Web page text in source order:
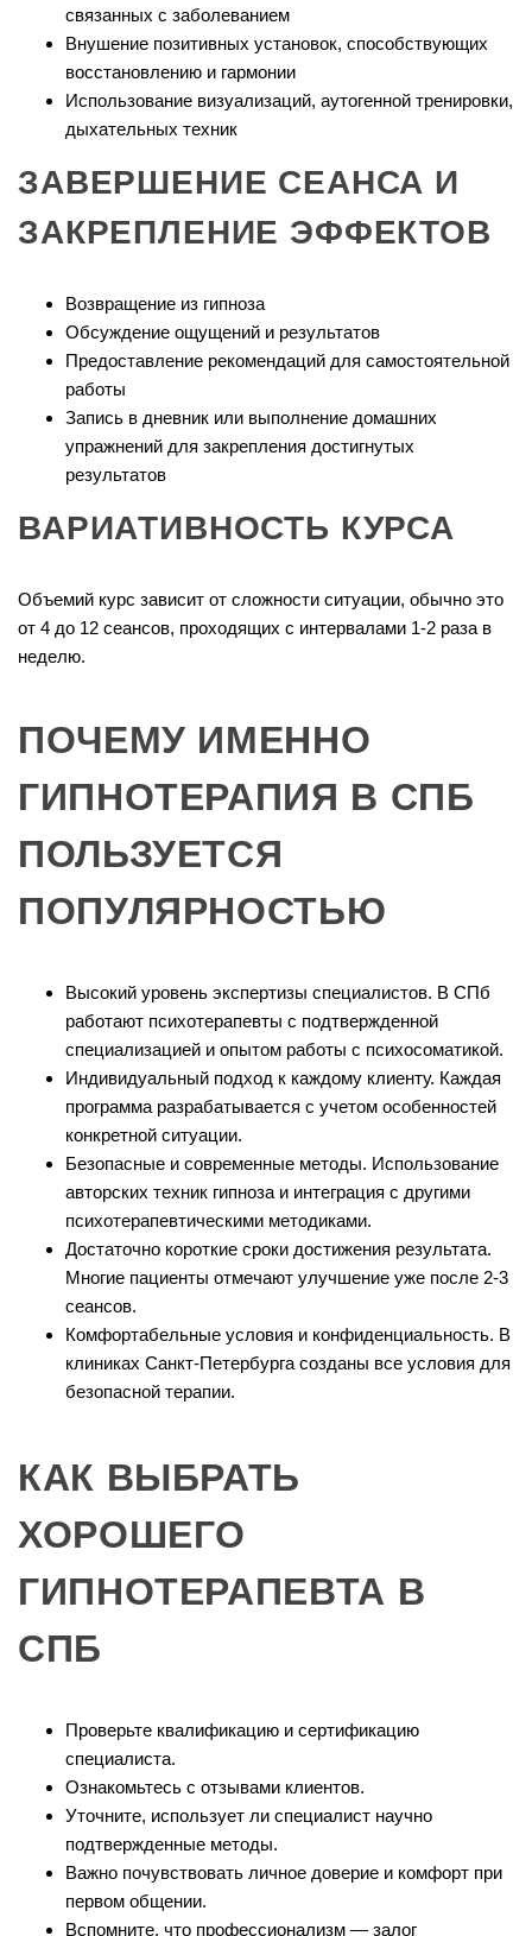
связанных с заболеванием
Внушение позитивных установок, способствующих
восстановлению и гармонии
Использование визуализаций, аутогенной тренировки,
дыхательных техник
ЗАВЕРШЕНИЕ СЕАНСА И
ЗАКРЕПЛЕНИЕ ЭФФЕКТОВ
Возвращение из гипноза
Обсуждение ощущений и результатов
Предоставление рекомендаций для самостоятельной
работы
Запись в дневник или выполнение домашних
упражнений для закрепления достигнутых
результатов
ВАРИАТИВНОСТЬ КУРСА
Объемий курс зависит от сложности ситуации, обычно это
от 4 до 12 сеансов, проходящих с интервалами 1-2 раза в
неделю.
ПОЧЕМУ ИМЕННО
ГИПНОТЕРАПИЯ В СПБ
ПОЛЬЗУЕТСЯ
ПОПУЛЯРНОСТЬЮ
Высокий уровень экспертизы специалистов. В СПб
работают психотерапевты с подтвержденной
специализацией и опытом работы с психосоматикой.
Индивидуальный подход к каждому клиенту. Каждая
программа разрабатывается с учетом особенностей
конкретной ситуации.
Безопасные и современные методы. Использование
авторских техник гипноза и интеграция с другими
психотерапевтическими методиками.
Достаточно короткие сроки достижения результата.
Многие пациенты отмечают улучшение уже после 2-3
сеансов.
Комфортабельные условия и конфиденциальность. В
клиниках Санкт-Петербурга созданы все условия для
безопасной терапии.
КАК ВЫБРАТЬ
ХОРОШЕГО
ГИПНОТЕРАПЕВТА В
СПБ
Проверьте квалификацию и сертификацию
специалиста.
Ознакомьтесь с отзывами клиентов.
Уточните, использует ли специалист научно
подтвержденные методы.
Важно почувствовать личное доверие и комфорт при
первом общении.
Вспомните, что профессионализм — залог